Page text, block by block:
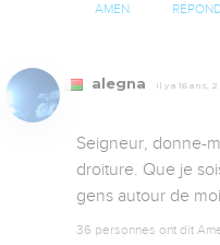
AMEN
alegna Il y a 16 ans,
Seigneur, donne-
droiture. Que je
gens autour de
36 personnes ont dit